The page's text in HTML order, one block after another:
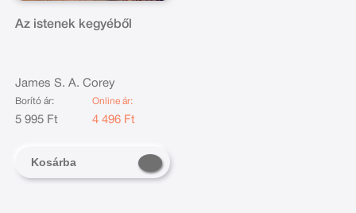
Az istenek kegyéből
James S. A. Corey
Borító ár:
5 995 Ft
Online ár:
4 496 Ft
Kosárba